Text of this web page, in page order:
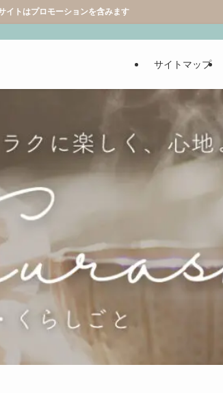
イトはプロモーションを含みます
サイトマップ